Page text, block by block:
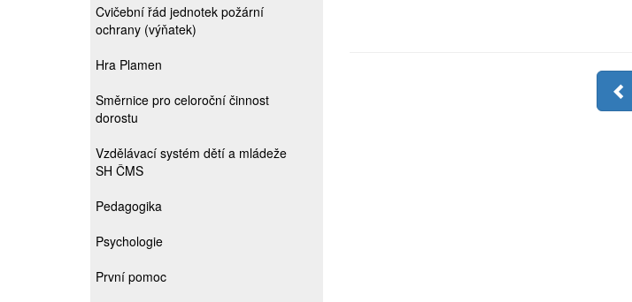
Cvičební řád jednotek požární
ochrany (výňatek)
Hra Plamen
Směrnice pro celoroční činnost
dorostu
Vzdělávací systém dětí a mládeže
SH ČMS
Pedagogika
Psychologie
První pomoc